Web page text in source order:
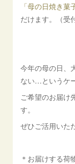
「母の日焼き
だけます。（受
今年の母の日、
ない…というケ
ご希望のお届け
す。
ぜひご活用いた
＊お届けする荷